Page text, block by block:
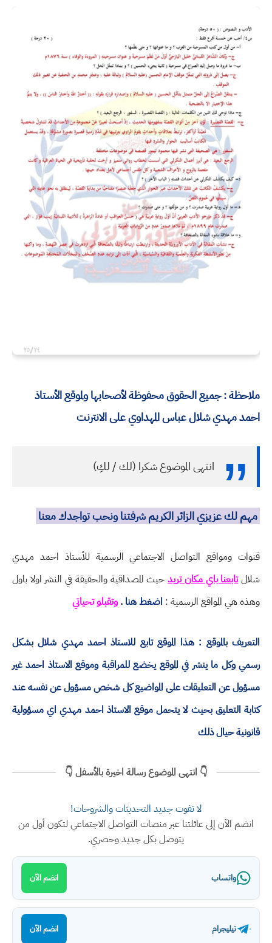
ملاحظة : جميع الحقوق محفوظة لأصحابها ولموقع الأستاذ
احمد مهدي شلال عباس المهداوي على الانترنت
انتهى الموضوع شكرا (لك / لكِ)
مهم لك عزيزي الزائر الكريم شرفتنا ونحب تواجدك معنا
قنوات ومواقع التواصل الاجتماعي الرسمية للأستاذ احمد مهدي
شلالتابعنا باي مكان تريدحيث المصداقية والحقيقة في النشر اولا باول
وهذه هي المواقع الرسمية : اضغط هنا .وتقبلو تحياتي
التعريف بالموقع : هذا الموقع تابع للاستاذ احمد مهدي شلال بشكل
رسمي وكل ما ينشر في الموقع يخضع للمراقبة وموقع الاستاذ احمد غير
مسؤول عن التعليقات على المواضيع كل شخص مسؤول عن نفسه عند
كتابة التعليق بحيث لا يتحمل موقع الاستاذ احمد مهدي اي مسؤولية
قانونية حيال ذلك
👇 انتهى الموضوع رسالة اخيرة بالأسفل 👇
لا تفوت جديد التحديثات والشروحات!
انضم الآن إلى عائلتنا عبر منصات التواصل الاجتماعي لتكون أول من
يتوصل بكل جديد وحصري.
واتساب انضم الآن
تيليجرام انضم الآن